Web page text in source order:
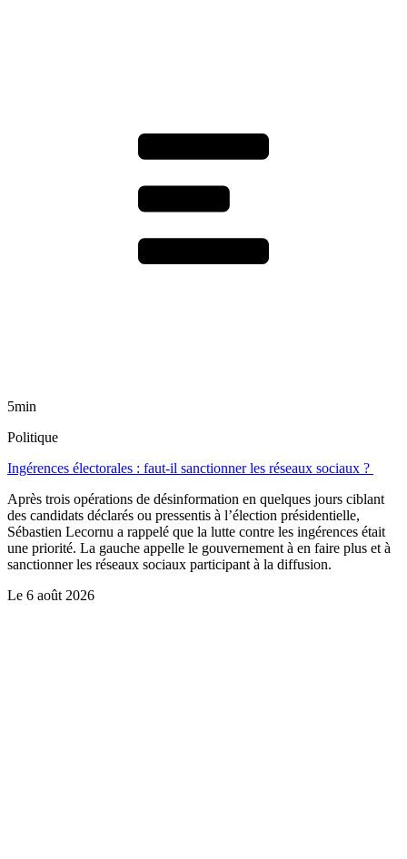
5min
Politique
Ingérences électorales : faut-il sanctionner les réseaux sociaux ?
Après trois opérations de désinformation en quelques jours ciblant
des candidats déclarés ou pressentis à l’élection présidentielle,
Sébastien Lecornu a rappelé que la lutte contre les ingérences était
une priorité. La gauche appelle le gouvernement à en faire plus et à
sanctionner les réseaux sociaux participant à la diffusion.
Le 6 août 2026